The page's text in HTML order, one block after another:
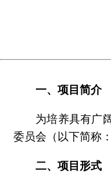
一、项目简介
为培养具有广
委员会（以下简称
二、项目形式